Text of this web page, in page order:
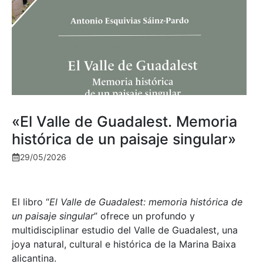
«El Valle de Guadalest. Memoria
histórica de un paisaje singular»
29/05/2026
El libro “El Valle de Guadalest: memoria histórica de
un paisaje singular” ofrece un profundo y
multidisciplinar estudio del Valle de Guadalest, una
joya natural, cultural e histórica de la Marina Baixa
alicantina.